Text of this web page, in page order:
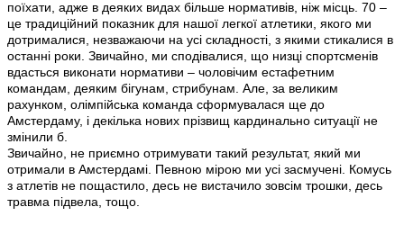
поїхати, адже в деяких видах більше нормативів, ніж місць. 70 –
це традиційний показник для нашої легкої атлетики, якого ми
дотрималися, незважаючи на усі складності, з якими стикалися в
останні роки. Звичайно, ми сподівалися, що низці спортсменів
вдасться виконати нормативи – чоловічим естафетним
командам, деяким бігунам, стрибунам. Але, за великим
рахунком, олімпійська команда сформувалася ще до
Амстердаму, і декілька нових прізвищ кардинально ситуації не
змінили б.
Звичайно, не приємно отримувати такий результат, який ми
отримали в Амстердамі. Певною мірою ми усі засмучені. Комусь
з атлетів не пощастило, десь не вистачило зовсім трошки, десь
травма підвела, тощо.